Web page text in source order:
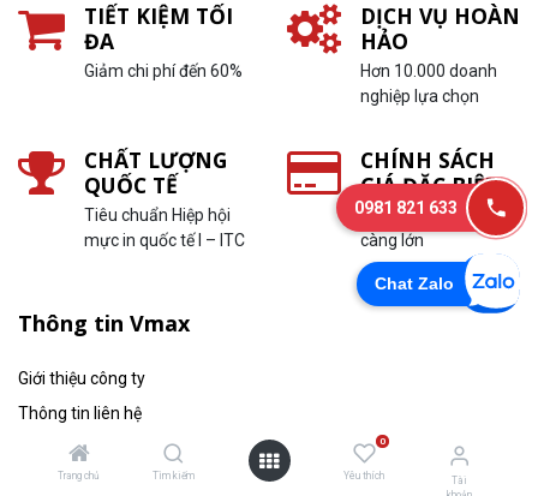
Trang chủ Tìm kiếm
0
Yêu thích
Tài
TIẾT KIỆM TỐI
ĐA
Giảm chi phí đến 60%
DỊCH VỤ HOÀN
HẢO
Hơn 10.000 doanh
nghiệp lựa chọn
CHẤT LƯỢNG
QUỐC TẾ
Tiêu chuẩn Hiệp hội
mực in quốc tế I – ITC
CHÍNH SÁCH
GIÁ ĐẶC BIỆT
In càng nhiều, ưu đãi
càng lớn
Thông tin Vmax
Giới thiệu công ty
Thông tin liên hệ
Thông tin tuyển dụng
Tin tức
Chat Zalo
0981 821 633